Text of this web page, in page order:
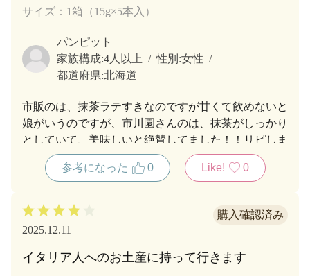
サイズ：1箱（15g×5本入）
パンピット
家族構成:4人以上 性別:女性
都道府県:北海道
市販のは、抹茶ラテすきなのですが甘くて飲めないと
娘がいうのですが、市川園さんのは、抹茶がしっかり
としていて、美味しいと絶賛してました！！リピしま
参考になった
0 Like! 0
2025.12.11
イタリア人へのお土産に持って行きます